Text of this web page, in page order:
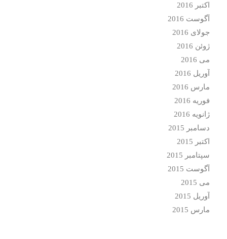
اکتبر 2016
آگوست 2016
جولای 2016
ژوئن 2016
می 2016
آوریل 2016
مارس 2016
فوریه 2016
ژانویه 2016
دسامبر 2015
اکتبر 2015
سپتامبر 2015
آگوست 2015
می 2015
آوریل 2015
مارس 2015